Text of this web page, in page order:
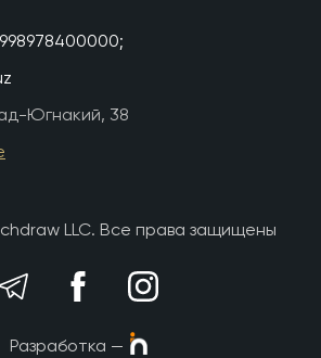
Югнакий, 38
LLC. Все права защищены
Разработка —